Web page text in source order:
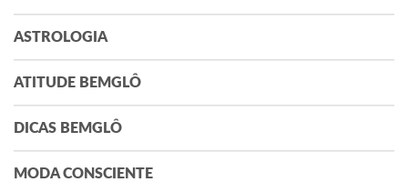
ASTROLOGIA
ATITUDE BEMGLÔ
DICAS BEMGLÔ
MODA CONSCIENTE